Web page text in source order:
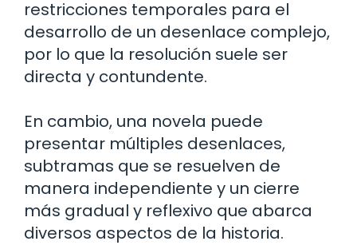
restricciones temporales para el
desarrollo de un desenlace complejo,
por lo que la resolución suele ser
directa y contundente.
En cambio, una novela puede
presentar múltiples desenlaces,
subtramas que se resuelven de
manera independiente y un cierre
más gradual y reflexivo que abarca
diversos aspectos de la historia.